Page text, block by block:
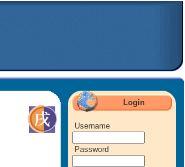
Login
Username
Password